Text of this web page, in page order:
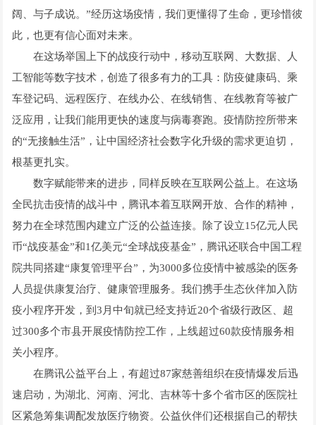
阔、与子成说。”经历这场疫情，我们更懂得了生命，更珍惜彼
此，也更有信心面对未来。
在这场举国上下的战疫行动中，移动互联网、大数据、人
工智能等数字技术，创造了很多有力的工具：防疫健康码、乘
车登记码、远程医疗、在线办公、在线销售、在线教育等被广
泛应用，让我们能用更快的速度与病毒赛跑。疫情防控所带来
的“无接触生活”，让中国经济社会数字化升级的需求更迫切，
根基更扎实。
数字赋能带来的进步，同样反映在互联网公益上。在这场
全民抗击疫情的战斗中，腾讯本着互联网开放、合作的精神，
努力在全球范围内建立广泛的公益连接。除了设立15亿元人民
币“战疫基金”和1亿美元“全球战疫基金”，腾讯还联合中国工程
院共同搭建“康复管理平台”，为3000多位疫情中被感染的医务
人员提供康复治疗、健康管理服务。我们携手生态伙伴加入防
疫小程序开发，到3月中旬就已经支持近20个省级行政区、超
过300多个市县开展疫情防控工作，上线超过60款疫情服务相
关小程序。
在腾讯公益平台上，有超过87家慈善组织在疫情爆发后迅
速启动，为湖北、河南、河北、吉林等十多个省市区的医院社
区紧急筹集调配发放医疗物资。公益伙伴们还根据自己的帮扶